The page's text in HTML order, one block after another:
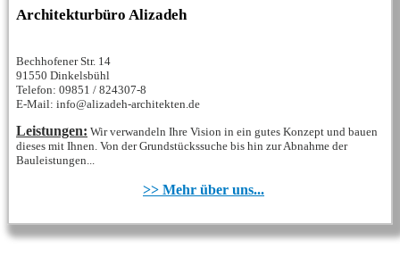
Architekturbüro Alizadeh
Bechhofener Str. 14
91550 Dinkelsbühl
Telefon: 09851 / 824307-8
E-Mail: info@alizadeh-architekten.de
Leistungen: Wir verwandeln Ihre Vision in ein gutes Konzept und bauen
dieses mit Ihnen. Von der Grundstückssuche bis hin zur Abnahme der
Bauleistungen...
>> Mehr über uns...